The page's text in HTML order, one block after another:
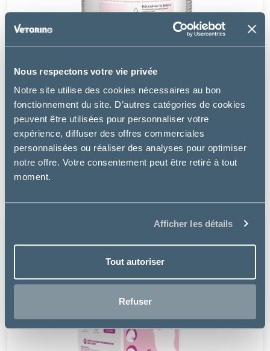
Nous respectons votre vie privée
Notre site utilise des cookies nécessaires au bon
fonctionnement du site. D’autres catégories de cookies
peuvent être utilisées pour personnaliser votre
expérience, diffuser des offres commerciales
personnalisées ou réaliser des analyses pour optimiser
notre offre. Votre consentement peut être retiré à tout
moment.
Afficher les détails
Tout autoriser
Refuser
Royal Canin
BABYCAT MILK